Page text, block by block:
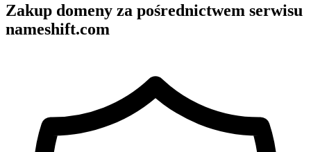
Zakup domeny za pośrednictwem serwisu
nameshift.com